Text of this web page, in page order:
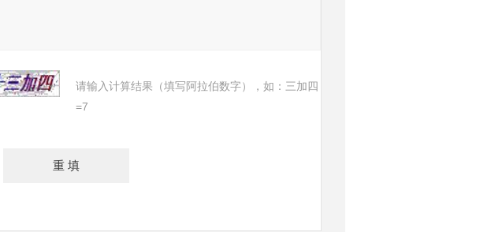
请输入计算结果（填写阿拉伯数字），如：三加四
=7